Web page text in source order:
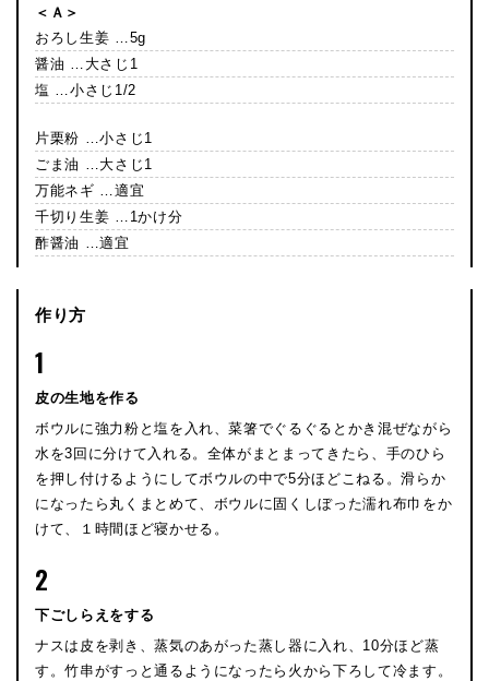
＜Ａ＞
おろし生姜 …5g
醤油 …大さじ1
塩 …小さじ1/2
片栗粉 …小さじ1
ごま油 …大さじ1
万能ネギ …適宜
千切り生姜 …1かけ分
酢醤油 …適宜
作り方
1
皮の生地を作る
ボウルに強力粉と塩を入れ、菜箸でぐるぐるとかき混ぜながら
水を3回に分けて入れる。全体がまとまってきたら、手のひら
を押し付けるようにしてボウルの中で5分ほどこねる。滑らか
になったら丸くまとめて、ボウルに固くしぼった濡れ布巾をか
けて、１時間ほど寝かせる。
2
下ごしらえをする
ナスは皮を剥き、蒸気のあがった蒸し器に入れ、10分ほど蒸
す。竹串がすっと通るようになったら火から下ろして冷ます。